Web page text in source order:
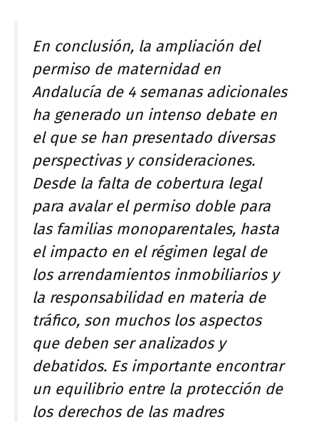
En conclusión, la ampliación del
permiso de maternidad en
Andalucía de 4 semanas adicionales
ha generado un intenso debate en
el que se han presentado diversas
perspectivas y consideraciones.
Desde la falta de cobertura legal
para avalar el permiso doble para
las familias monoparentales, hasta
el impacto en el régimen legal de
los arrendamientos inmobiliarios y
la responsabilidad en materia de
tráfico, son muchos los aspectos
que deben ser analizados y
debatidos. Es importante encontrar
un equilibrio entre la protección de
los derechos de las madres